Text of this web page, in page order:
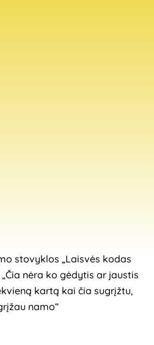
stovyklos „Laisvės kodas
„Čia nėra ko gėdytis ar jaustis
kartą kai čia sugrįžtu,
namo“